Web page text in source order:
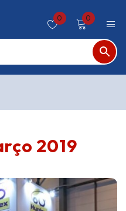
0 0
2019